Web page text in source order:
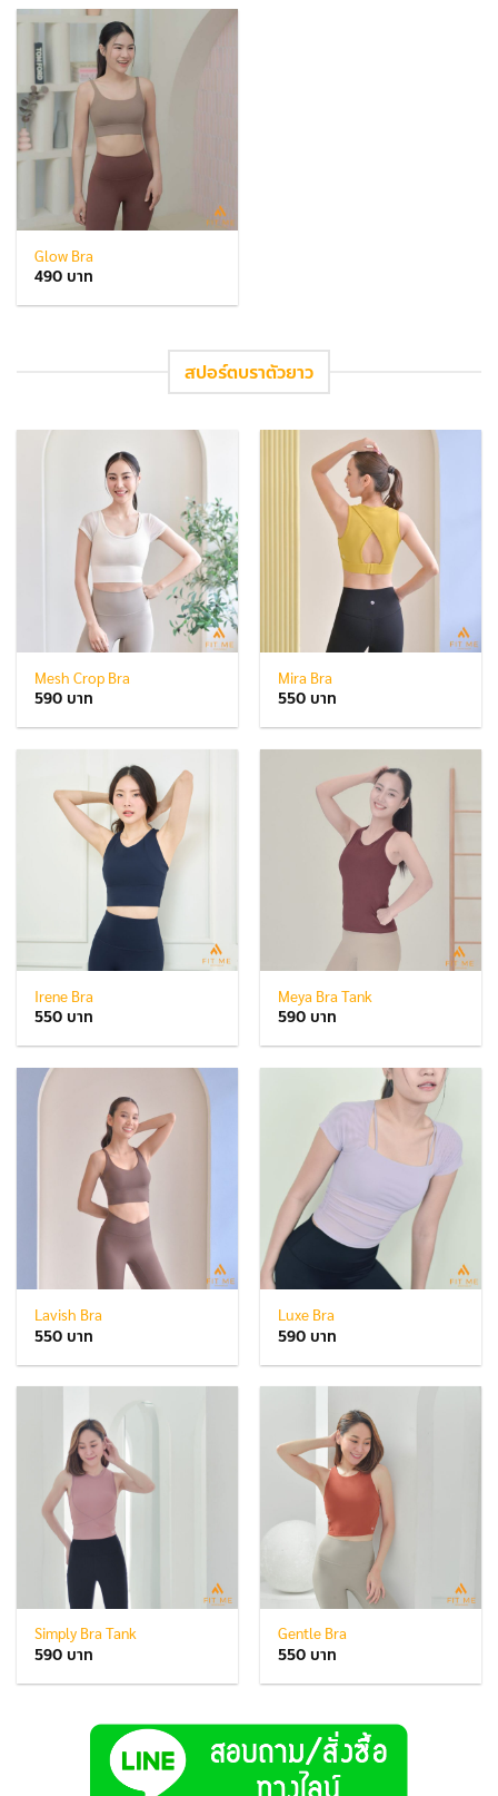
Glow Bra
490
สปอร์ตบราตัวยาว
Mesh Crop Bra
590
Mira Bra
550
Irene Bra
550
Meya Bra Tank
590
Lavish Bra
550
Luxe Bra
590
Simply Bra Tank
590
Gentle Bra
550